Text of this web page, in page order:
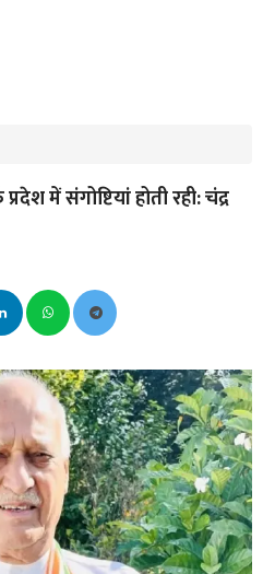
में संगोष्टियां होती रही: चंद्र